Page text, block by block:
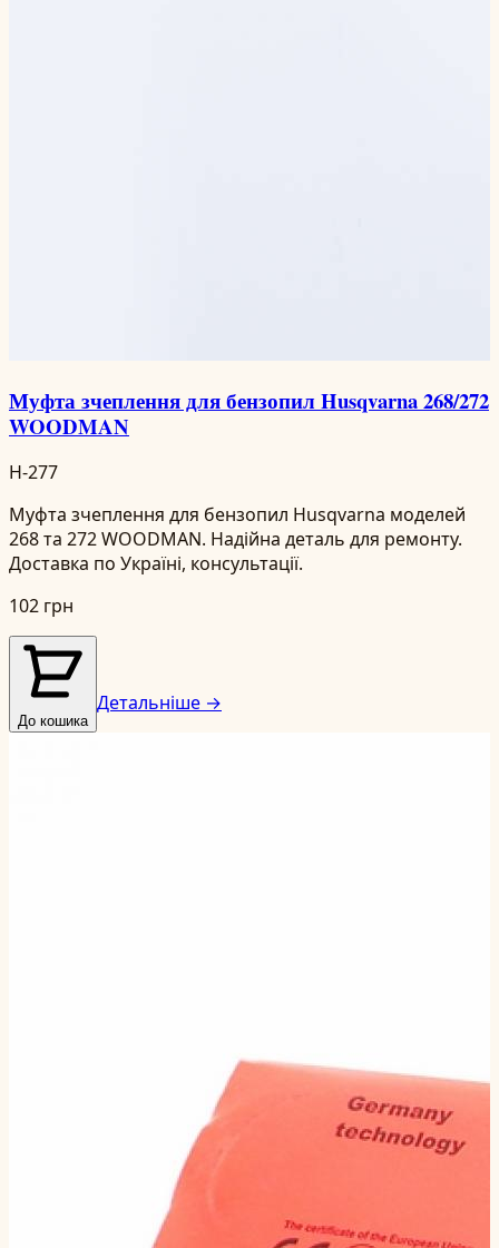
Муфта зчеплення для бензопил Husqvarna 268/272
WOODMAN
H-277
Муфта зчеплення для бензопил Husqvarna моделей
268 та 272 WOODMAN. Надійна деталь для ремонту.
Доставка по Україні, консультації.
102 грн
До кошика
Детальніше →